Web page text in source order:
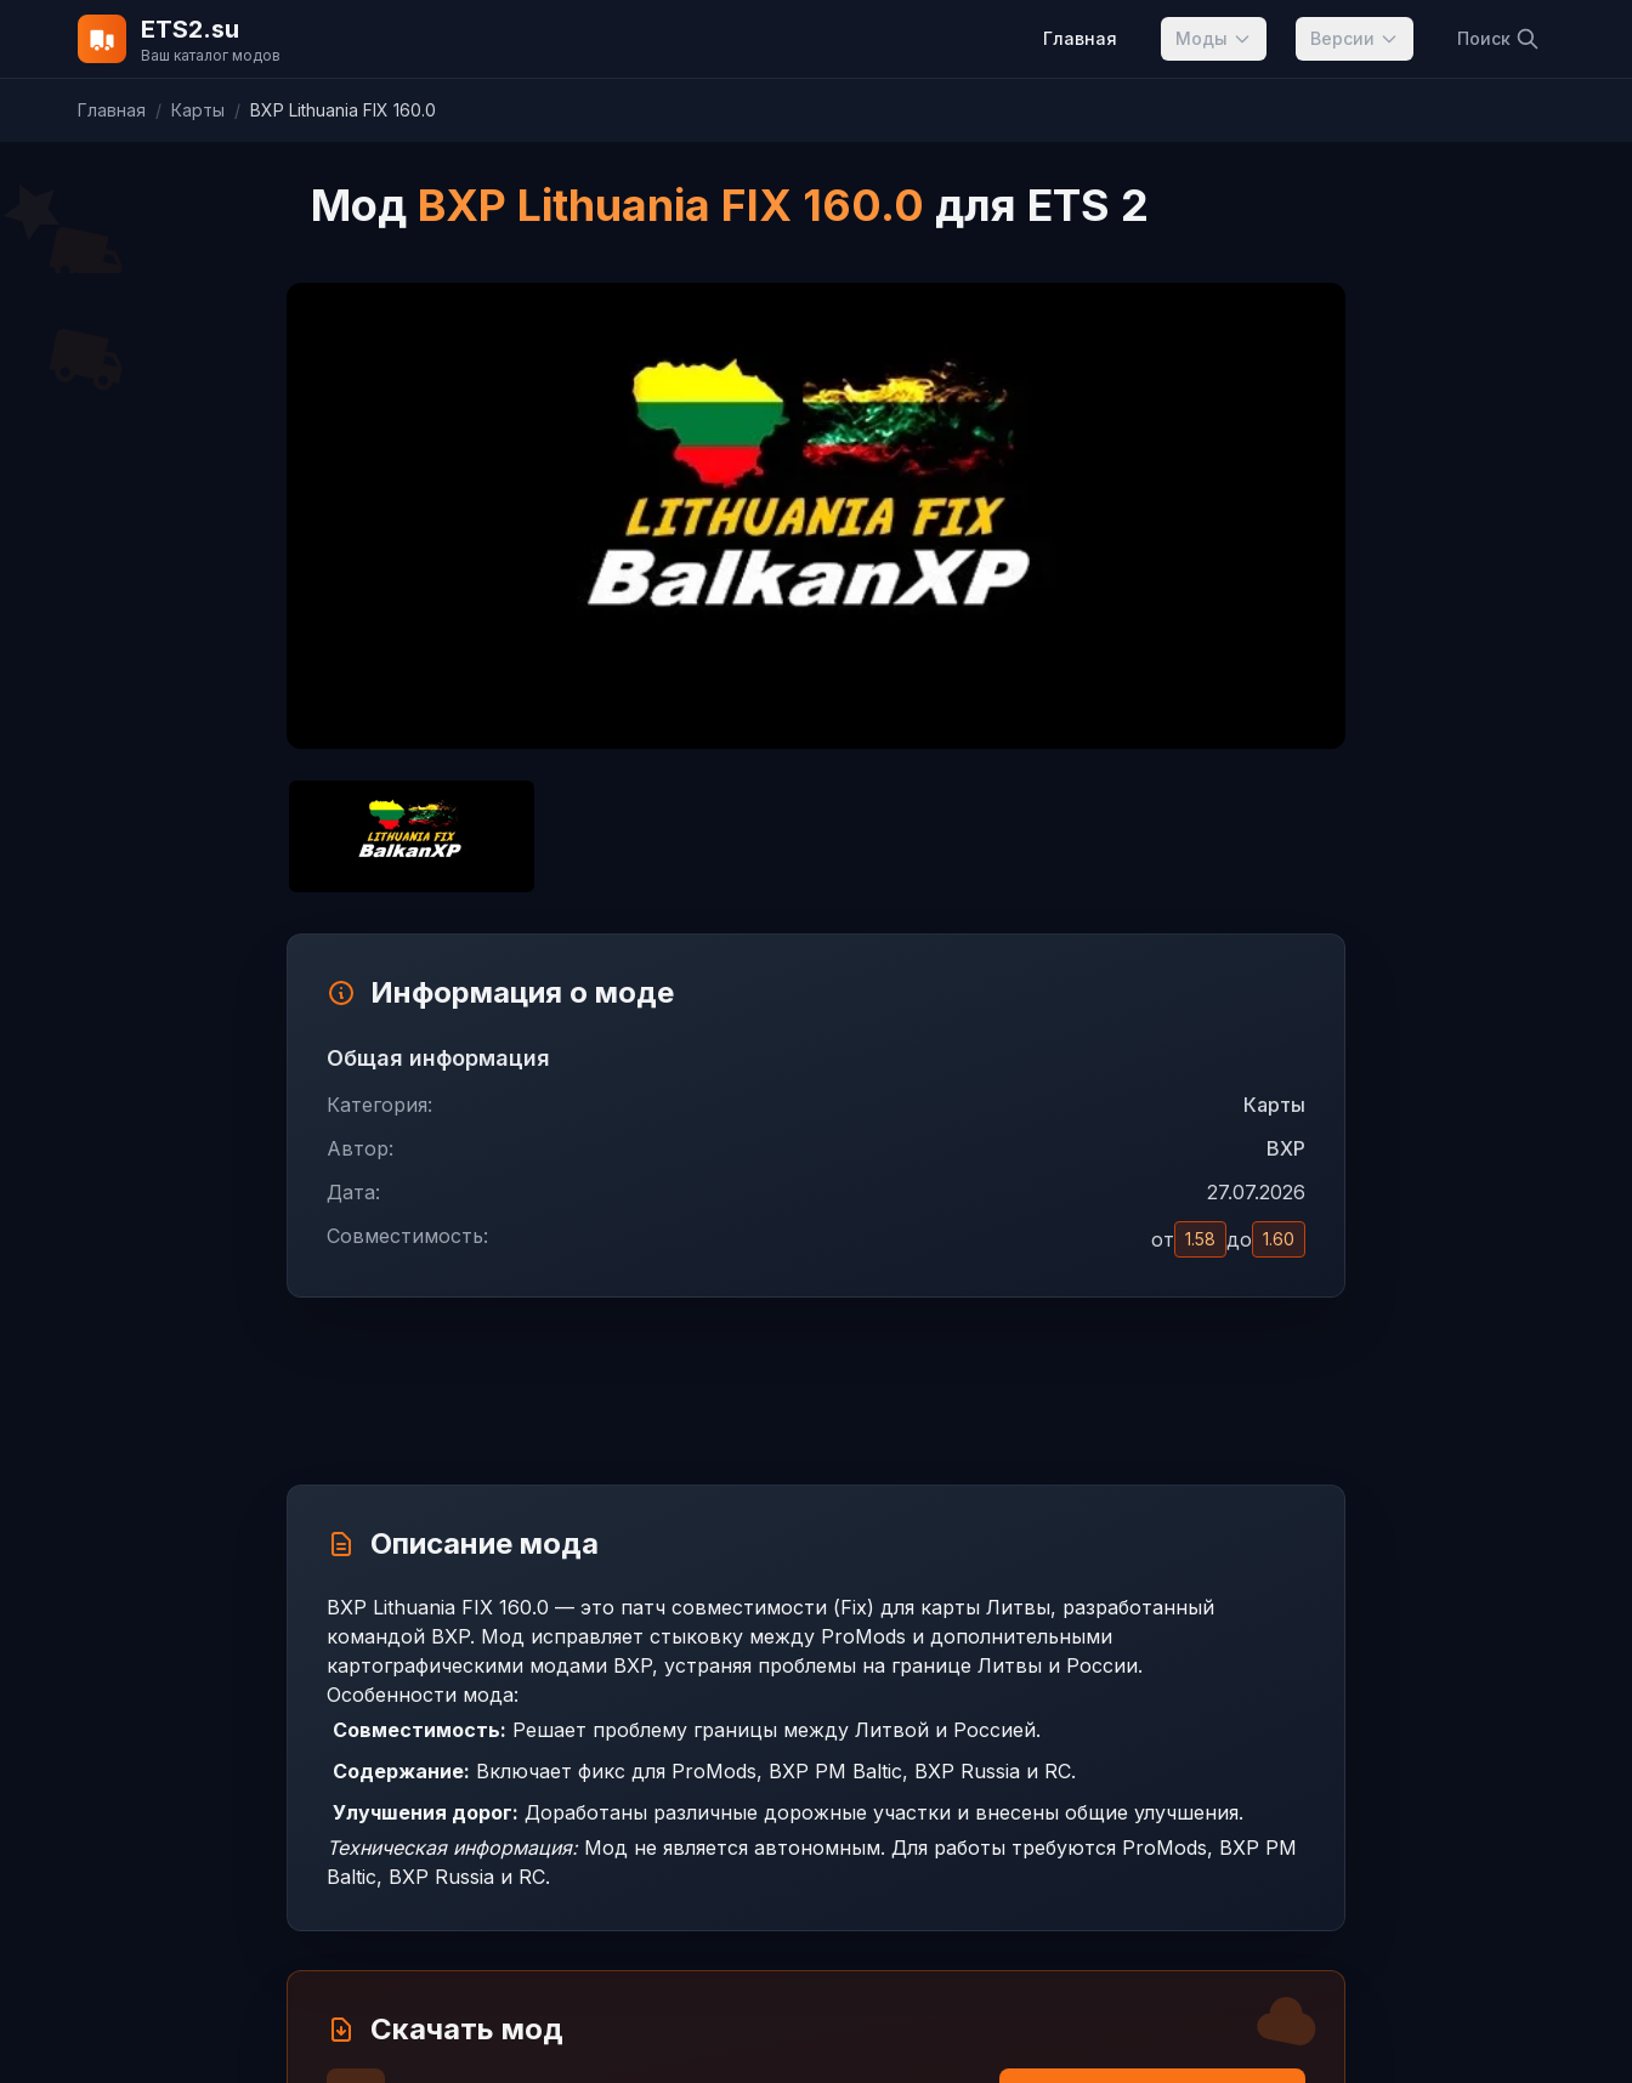
ETS2.su
Ваш каталог модов
Главная Моды Версии Поиск
Главная / Карты / BXP Lithuania FIX 160.0
Мод BXP Lithuania FIX 160.0 для ETS 2
Информация о моде
Общая информация
Категория:
Карты
Автор:
BXP
Дата:
27.07.2026
Совместимость:
от 1.58 до 1.60
Описание мода
BXP Lithuania FIX 160.0 — это патч совместимости (Fix) для карты Литвы, разработанный
командой BXP. Мод исправляет стыковку между ProMods и дополнительными
картографическими модами BXP, устраняя проблемы на границе Литвы и России.
Особенности мода:
Совместимость: Решает проблему границы между Литвой и Россией.
Содержание: Включает фикс для ProMods, BXP PM Baltic, BXP Russia и RC.
Улучшения дорог: Доработаны различные дорожные участки и внесены общие улучшения.
Техническая информация:Мод не является автономным. Для работы требуются ProMods, BXP PM
Baltic, BXP Russia и RC.
Скачать мод